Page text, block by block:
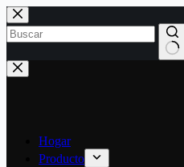
Saltar
al
contenido
Sin
resultados
Hogar
Producto